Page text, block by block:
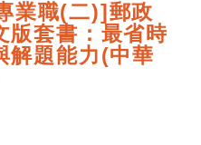
業職(二)]郵政
版套書：最省時
解題能力(中華